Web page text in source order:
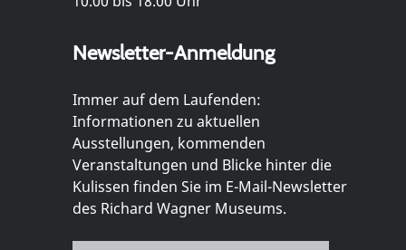
Newsletter-Anmeldung
Immer auf dem Laufenden:
Informationen zu aktuellen
Ausstellungen, kommenden
Veranstaltungen und Blicke hinter die
Kulissen finden Sie im E-Mail-Newsletter
des Richard Wagner Museums.